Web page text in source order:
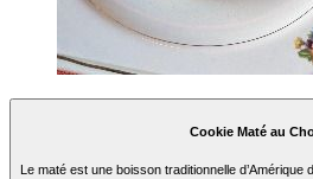
Cookie Maté au
Le maté est une boisson traditionnelle d’Amérique